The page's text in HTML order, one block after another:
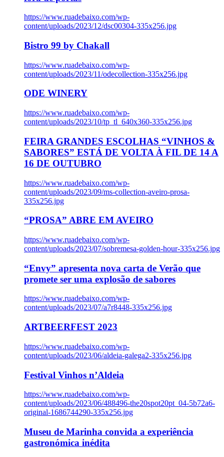
https://www.ruadebaixo.com/wp-
content/uploads/2023/12/dsc00304-335x256.jpg
Bistro 99 by Chakall
https://www.ruadebaixo.com/wp-
content/uploads/2023/11/odecollection-335x256.jpg
ODE WINERY
https://www.ruadebaixo.com/wp-
content/uploads/2023/10/tp_tl_640x360-335x256.jpg
FEIRA GRANDES ESCOLHAS “VINHOS &
SABORES” ESTÁ DE VOLTA À FIL DE 14 A
16 DE OUTUBRO
https://www.ruadebaixo.com/wp-
content/uploads/2023/09/ms-collection-aveiro-prosa-
335x256.jpg
“PROSA” ABRE EM AVEIRO
https://www.ruadebaixo.com/wp-
content/uploads/2023/07/sobremesa-golden-hour-335x256.jpg
“Envy” apresenta nova carta de Verão que
promete ser uma explosão de sabores
https://www.ruadebaixo.com/wp-
content/uploads/2023/07/a7r8448-335x256.jpg
ARTBEERFEST 2023
https://www.ruadebaixo.com/wp-
content/uploads/2023/06/aldeia-galega2-335x256.jpg
Festival Vinhos n’Aldeia
https://www.ruadebaixo.com/wp-
content/uploads/2023/06/488496-the20spot20pt_04-5b72a6-
original-1686744290-335x256.jpg
Museu de Marinha convida a experiência
gastronómica inédita